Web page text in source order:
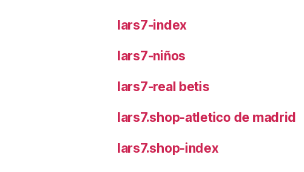
lars7-index
lars7-niños
lars7-real betis
lars7.shop-atletico de madrid
lars7.shop-index